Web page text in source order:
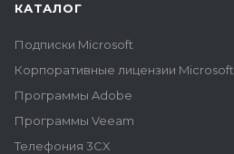
КАТАЛОГ
Подписки Microsoft
Корпоративные лицензии Microsoft
Программы Adobe
Программы Veeam
Телефония 3CX